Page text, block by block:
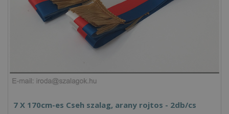
7 X 170cm-es Cseh szalag, arany rojtos - 2db/cs